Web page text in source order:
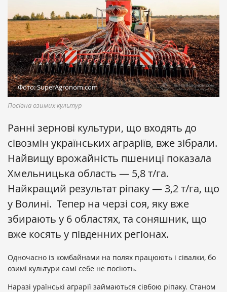
Фото: SuperAgronom.com
Посівна озимих культур
Ранні зернові культури, що входять до
сівозмін українських аграріїв, вже зібрали.
Найвищу врожайність пшениці показала
Хмельницька область — 5,8 т/га.
Найкращий результат ріпаку — 3,2 т/га, що
у Волині. Тепер на черзі соя, яку вже
збирають у 6 областях, та соняшник, що
вже косять у південних регіонах.
Одночасно із комбайнами на полях працюють і сівалки, бо
озимі культури самі себе не посіють.
Наразі ураїнські аграрії займаються сівбою ріпаку. Станом